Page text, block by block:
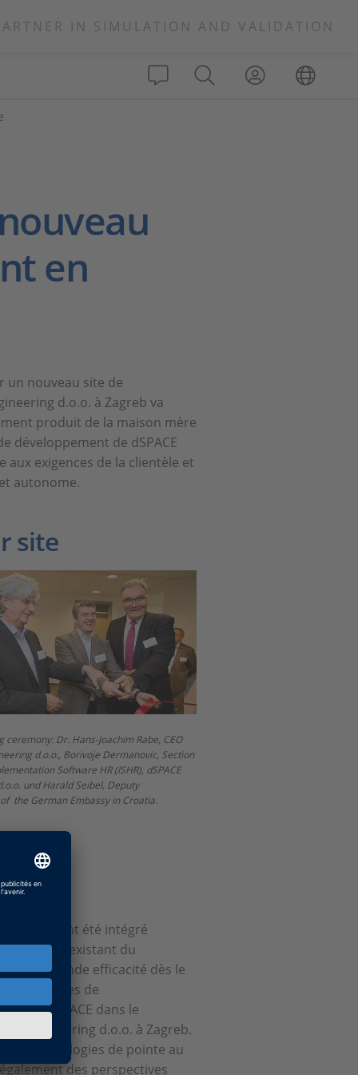
IN SIMULATION AND VALIDATION
en
un nouveau site de
d.o.o. à Zagreb va
produit de la maison mère
développement de dSPACE
exigences de la clientèle et
autonome.
site
ceremony: Dr. Hans-Joachim Rabe, CEO
d.o.o., Borivoje Dermanovic, Section
Software HR (ISHR), dSPACE
und Harald Seibel, Deputy
the German Embassy in Croatia.
ont été intégré
dSPACE existant du
une grande efficacité dès le
méthodes de
sites dSPACE dans le
Engineering d.o.o. à Zagreb.
de technologies de pointe au
des perspectives